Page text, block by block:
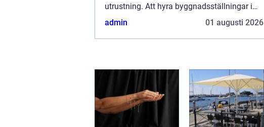
utrustning. Att hyra byggnadsställningar i
Göteborg är ett val många företag oc...
admin 01 augusti 2026